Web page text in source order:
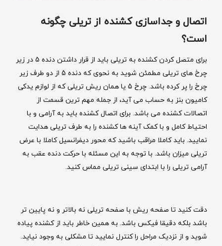
اتصال و جداسازی کشنده از تریلی چگونه
است؟
برای متصل کردن کشنده به تریلی باید از قرار داشتن دنده 5 در زیر
چرخ های تریلی مطمئن شوید به نحوی که دنده 5 از دو طرف زیر
چرخ را پر کرده باشد. چرخ 5 یا همان ریش تریلی که از لوازم یدکی
کامیون بنز به حساب می آید، از جمله مهم ترین قسمت از
اتصالات کشنده می باشد. برای اتصال کشنده باید به آرامی و با
احتیاط کامل و با کمک آینه ها کشنده را به طرف تریلی هدایت
نمایید. باید کاملا مراقب باشید که محور دیفرانسیل کاملا با عرض
تریلی میزان باشد. با توجه به این مسئله با حرکت دنده عقب به
آرامی تریلی را با ابتدای سینی تریلی مماس کنید.
دقت کنید تا صفحه ریش با صفحه تریلی نه بالاتر و نه پایین تر
باشد بلکه دقیقا فیکس باشد. به همین خاطر باید از کشنده پیاده
شوید و از نزدیک مراحل را کنترل نمایید تا مشکلی به وجود نیاید.